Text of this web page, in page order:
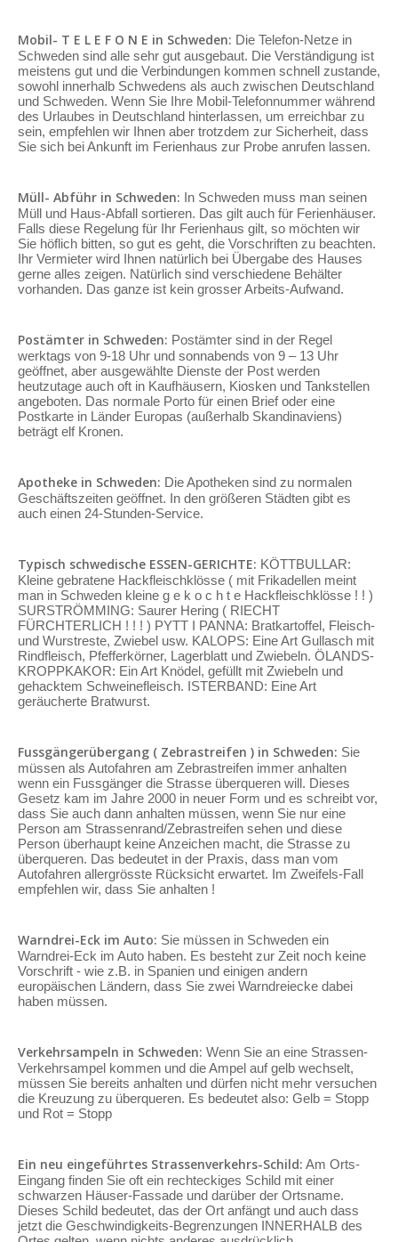
Mobil- T E L E F O N E in Schweden: Die Telefon-Netze in
Schweden sind alle sehr gut ausgebaut. Die Verständigung ist
meistens gut und die Verbindungen kommen schnell zustande,
sowohl innerhalb Schwedens als auch zwischen Deutschland
und Schweden. Wenn Sie Ihre Mobil-Telefonnummer während
des Urlaubes in Deutschland hinterlassen, um erreichbar zu
sein, empfehlen wir Ihnen aber trotzdem zur Sicherheit, dass
Sie sich bei Ankunft im Ferienhaus zur Probe anrufen lassen.
Müll- Abführ in Schweden: In Schweden muss man seinen
Müll und Haus-Abfall sortieren. Das gilt auch für Ferienhäuser.
Falls diese Regelung für Ihr Ferienhaus gilt, so möchten wir
Sie höflich bitten, so gut es geht, die Vorschriften zu beachten.
Ihr Vermieter wird Ihnen natürlich bei Übergabe des Hauses
gerne alles zeigen. Natürlich sind verschiedene Behälter
vorhanden. Das ganze ist kein grosser Arbeits-Aufwand.
Postämter in Schweden: Postämter sind in der Regel
werktags von 9-18 Uhr und sonnabends von 9 – 13 Uhr
geöffnet, aber ausgewählte Dienste der Post werden
heutzutage auch oft in Kaufhäusern, Kiosken und Tankstellen
angeboten. Das normale Porto für einen Brief oder eine
Postkarte in Länder Europas (außerhalb Skandinaviens)
beträgt elf Kronen.
Apotheke in Schweden: Die Apotheken sind zu normalen
Geschäftszeiten geöffnet. In den größeren Städten gibt es
auch einen 24-Stunden-Service.
Typisch schwedische ESSEN-GERICHTE: KÖTTBULLAR:
Kleine gebratene Hackfleischklösse ( mit Frikadellen meint
man in Schweden kleine g e k o c h t e Hackfleischklösse ! ! )
SURSTRÖMMING: Saurer Hering ( RIECHT
FÜRCHTERLICH ! ! ! ) PYTT I PANNA: Bratkartoffel, Fleisch-
und Wurstreste, Zwiebel usw. KALOPS: Eine Art Gullasch mit
Rindfleisch, Pfefferkörner, Lagerblatt und Zwiebeln. ÖLANDS-
KROPPKAKOR: Ein Art Knödel, gefüllt mit Zwiebeln und
gehacktem Schweinefleisch. ISTERBAND: Eine Art
geräucherte Bratwurst.
Fussgängerübergang ( Zebrastreifen ) in Schweden: Sie
müssen als Autofahren am Zebrastreifen immer anhalten
wenn ein Fussgänger die Strasse überqueren will. Dieses
Gesetz kam im Jahre 2000 in neuer Form und es schreibt vor,
dass Sie auch dann anhalten müssen, wenn Sie nur eine
Person am Strassenrand/Zebrastreifen sehen und diese
Person überhaupt keine Anzeichen macht, die Strasse zu
überqueren. Das bedeutet in der Praxis, dass man vom
Autofahren allergrösste Rücksicht erwartet. Im Zweifels-Fall
empfehlen wir, dass Sie anhalten !
Warndrei-Eck im Auto: Sie müssen in Schweden ein
Warndrei-Eck im Auto haben. Es besteht zur Zeit noch keine
Vorschrift - wie z.B. in Spanien und einigen andern
europäischen Ländern, dass Sie zwei Warndreiecke dabei
haben müssen.
Verkehrsampeln in Schweden: Wenn Sie an eine Strassen-
Verkehrsampel kommen und die Ampel auf gelb wechselt,
müssen Sie bereits anhalten und dürfen nicht mehr versuchen
die Kreuzung zu überqueren. Es bedeutet also: Gelb = Stopp
und Rot = Stopp
Ein neu eingeführtes Strassenverkehrs-Schild: Am Orts-
Eingang finden Sie oft ein rechteckiges Schild mit einer
schwarzen Häuser-Fassade und darüber der Ortsname.
Dieses Schild bedeutet, das der Ort anfängt und auch dass
jetzt die Geschwindigkeits-Begrenzungen INNERHALB des